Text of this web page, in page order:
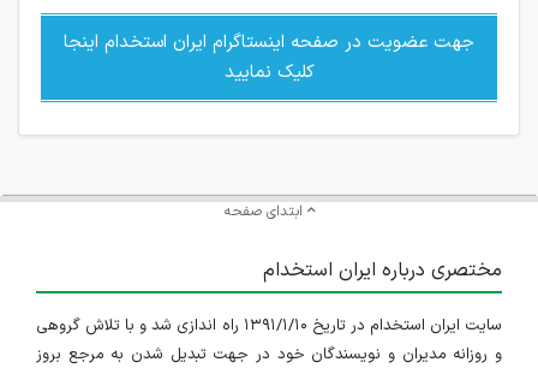
جهت عضویت در صفحه اینستاگرام ایران استخدام اینجا
کلیک نمایید
ابتدای صفحه
مختصری درباره ایران استخدام
سایت ایران استخدام در تاریخ ۱۳۹۱/۱/۱۰ راه اندازی شد و با تلاش گروهی
و روزانه مدیران و نویسندگان خود در جهت تبدیل شدن به مرجع بروز